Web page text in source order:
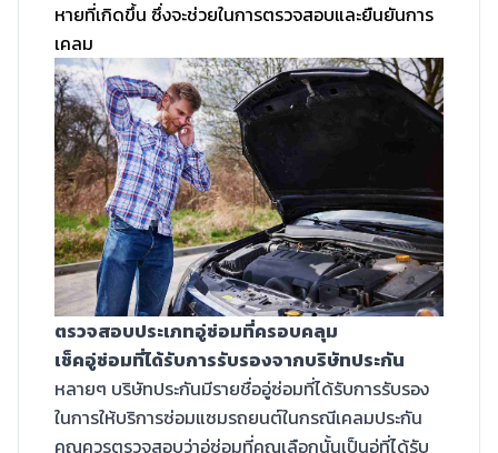
หายที่เกิดขึ้น ซึ่งจะช่วยในการตรวจสอบและยืนยันการ
เคลม
ตรวจสอบประเภทอู่ซ่อมที่ครอบคลุม
เช็คอู่ซ่อมที่ได้รับการรับรองจากบริษัทประกัน
หลายๆ บริษัทประกันมีรายชื่ออู่ซ่อมที่ได้รับการรับรอง
ในการให้บริการซ่อมแซมรถยนต์ในกรณีเคลมประกัน
คุณควรตรวจสอบว่าอู่ซ่อมที่คุณเลือกนั้นเป็นอู่ที่ได้รับ